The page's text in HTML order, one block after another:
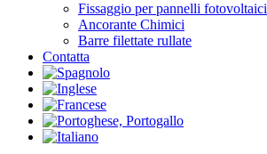
Fissaggio per pannelli fotovoltaici
Ancorante Chimici
Barre filettate rullate
Contatta